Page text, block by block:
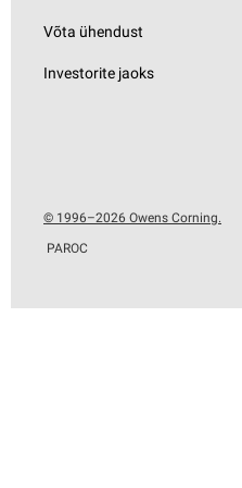
Võta ühendust
Investorite jaoks
© 1996–2026 Owens Corning.
PAROC